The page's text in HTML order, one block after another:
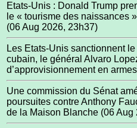
Etats-Unis : Donald Trump
le « tourisme des naissances
(06 Aug 2026, 23h37)
Les Etats-Unis sanctionnent
cubain, le général Alvaro
d’approvisionnement en armes
Une commission du Sénat
poursuites contre Anthony
de la Maison Blanche (06 Aug